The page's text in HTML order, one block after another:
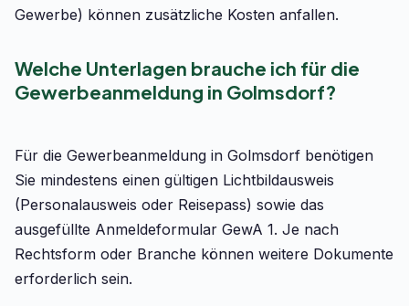
Gewerbe) können zusätzliche Kosten anfallen.
Welche Unterlagen brauche ich für die
Gewerbeanmeldung in Golmsdorf?
Für die Gewerbeanmeldung in Golmsdorf benötigen
Sie mindestens einen gültigen Lichtbildausweis
(Personalausweis oder Reisepass) sowie das
ausgefüllte Anmeldeformular GewA 1. Je nach
Rechtsform oder Branche können weitere Dokumente
erforderlich sein.